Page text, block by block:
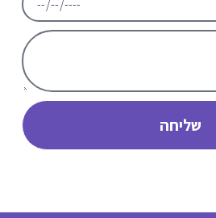
שליחה